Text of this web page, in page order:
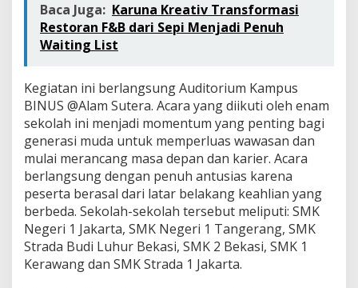
Baca Juga: Karuna Kreativ Transformasi
Restoran F&B dari Sepi Menjadi Penuh
Waiting List
Kegiatan ini berlangsung Auditorium Kampus
BINUS @Alam Sutera. Acara yang diikuti oleh enam
sekolah ini menjadi momentum yang penting bagi
generasi muda untuk memperluas wawasan dan
mulai merancang masa depan dan karier. Acara
berlangsung dengan penuh antusias karena
peserta berasal dari latar belakang keahlian yang
berbeda. Sekolah-sekolah tersebut meliputi: SMK
Negeri 1 Jakarta, SMK Negeri 1 Tangerang, SMK
Strada Budi Luhur Bekasi, SMK 2 Bekasi, SMK 1
Kerawang dan SMK Strada 1 Jakarta.